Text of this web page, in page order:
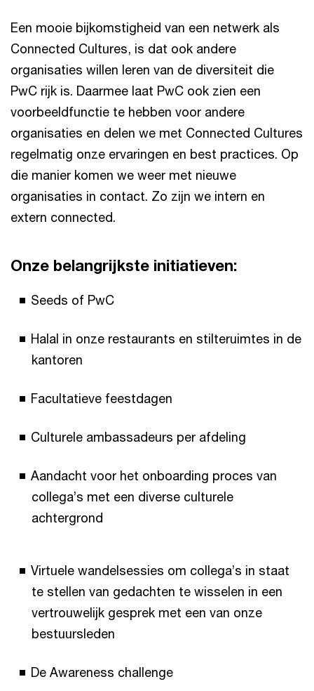
Een mooie bijkomstigheid van een netwerk als
Connected Cultures, is dat ook andere
organisaties willen leren van de diversiteit die
PwC rijk is. Daarmee laat PwC ook zien een
voorbeeldfunctie te hebben voor andere
organisaties en delen we met Connected Cultures
regelmatig onze ervaringen en best practices. Op
die manier komen we weer met nieuwe
organisaties in contact. Zo zijn we intern en
extern connected.
Onze belangrijkste initiatieven:
Seeds of PwC
Halal in onze restaurants en stilteruimtes in de
kantoren
Facultatieve feestdagen
Culturele ambassadeurs per afdeling
Aandacht voor het onboarding proces van
collega’s met een diverse culturele
achtergrond
Virtuele wandelsessies om collega’s in staat
te stellen van gedachten te wisselen in een
vertrouwelijk gesprek met een van onze
bestuursleden
De Awareness challenge